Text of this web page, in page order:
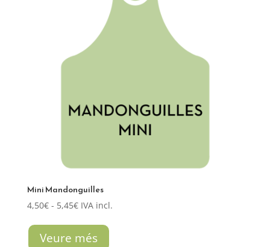
Mini Mandonguilles
4,50€ - 5,45€Rango
precios:
IVA incl.
Veure més